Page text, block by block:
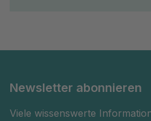
Newsletter abonnieren
Viele wissenswerte